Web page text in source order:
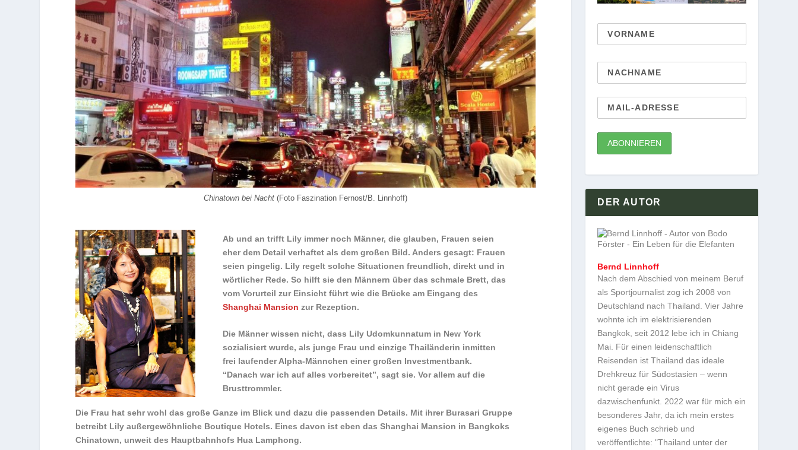
Chinatown bei Nacht (Foto Faszination Fernost/B. Linnhoff)
Ab und an trifft Lily immer noch Männer, die glauben, Frauen seien
eher dem Detail verhaftet als dem großen Bild. Anders gesagt: Frauen
seien pingelig. Lily regelt solche Situationen freundlich, direkt und in
wörtlicher Rede. So hilft sie den Männern über das schmale Brett, das
vom Vorurteil zur Einsicht führt wie die Brücke am Eingang des
Shanghai Mansion zur Rezeption.
Die Männer wissen nicht, dass Lily Udomkunnatum in New York
sozialisiert wurde, als junge Frau und einzige Thailänderin inmitten
frei laufender Alpha-Männchen einer großen Investmentbank.
“Danach war ich auf alles vorbereitet”, sagt sie. Vor allem auf die
Brusttrommler.
Die Frau hat sehr wohl das große Ganze im Blick und dazu die passenden Details. Mit ihrer Burasari Gruppe
betreibt Lily außergewöhnliche Boutique Hotels. Eines davon ist eben das Shanghai Mansion in Bangkoks
Chinatown, unweit des Hauptbahnhofs Hua Lamphong.
DER AUTOR
Bernd Linnhoff
Nach dem Abschied von meinem Beruf
als Sportjournalist zog ich 2008 von
Deutschland nach Thailand. Vier Jahre
wohnte ich im elektrisierenden
Bangkok, seit 2012 lebe ich in Chiang
Mai. Für einen leidenschaftlich
Reisenden ist Thailand das ideale
Drehkreuz für Südostasien – wenn
nicht gerade ein Virus
dazwischenfunkt. 2022 war für mich ein
besonderes Jahr, da ich mein erstes
eigenes Buch schrieb und
veröffentlichte: "Thailand unter der